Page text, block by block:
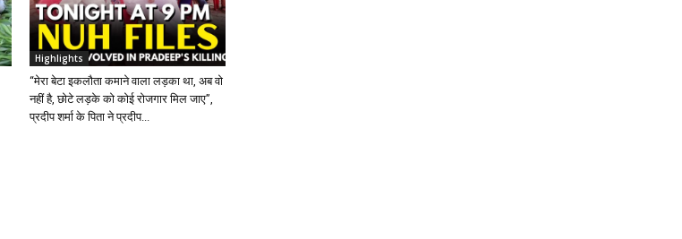
Highlights
“मेरा बेटा इकलौता कमाने वाला लड़का था, अब वो
नहीं है, छोटे लड़के को कोई रोजगार मिल जाए”,
प्रदीप शर्मा के पिता ने प्रदीप...